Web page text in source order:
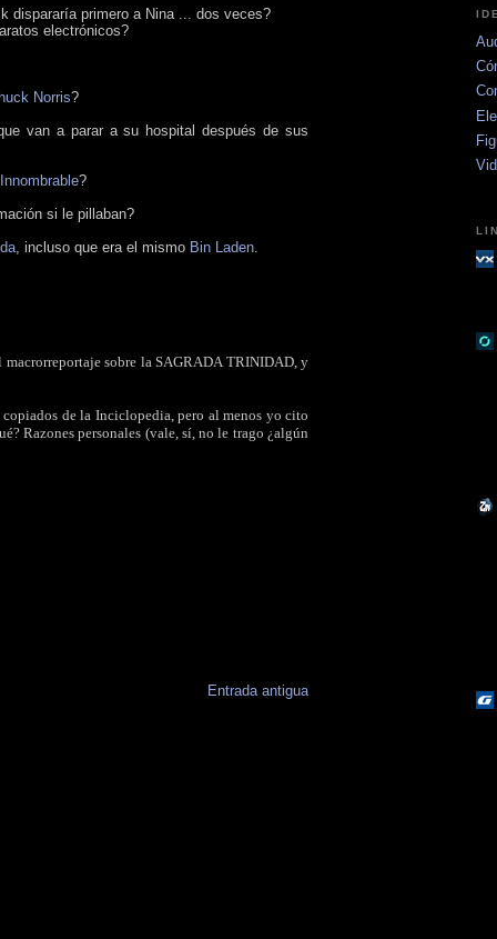
dispararía primero a Nina ... dos veces?
electrónicos?
Norris?
van a parar a su hospital después de sus
Innombrable?
si le pillaban?
, incluso que era el mismo Bin Laden.
macrorreportaje sobre la SAGRADA TRINIDAD, y
de la Inciclopedia, pero al menos yo cito
Razones personales (vale, sí, no le trago ¿algún
Entrada antigua